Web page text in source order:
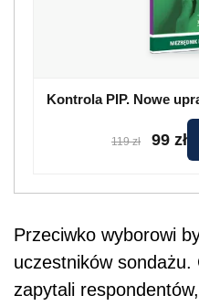
Kontrola PIP. Nowe
119 zł 99 zł
Przeciwko wyborowi
uczestników
zapytali